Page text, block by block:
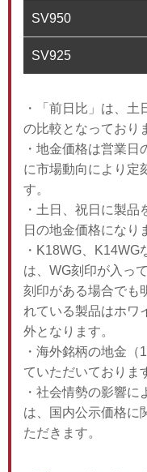
SV950
SV925
・「前日比」は、
の比較となっており
・地金価格は営業
に市場動向により定
す。
・土日、祝日に製
日の地金価格になり
・K18WG、
は、WG刻印が入っ
刻印がある場合でも
れている製品はホワ
外となります。
・海外銘柄の地金
ていただいておりま
・社会情勢の影響
は、国内公示価格に
ただきます。